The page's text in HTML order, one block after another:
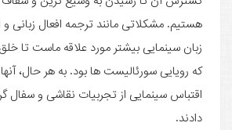
هستیم. مشکلاتی مانند ترجمه افعال زبانی و
زبان سینمایی بیشتر مورد علاقه ماست تا
که رویایی سورئالیست ها بود. به هر حال،
اقتباس سینمایی از تجربیات نقاشی و سفال
دادند.